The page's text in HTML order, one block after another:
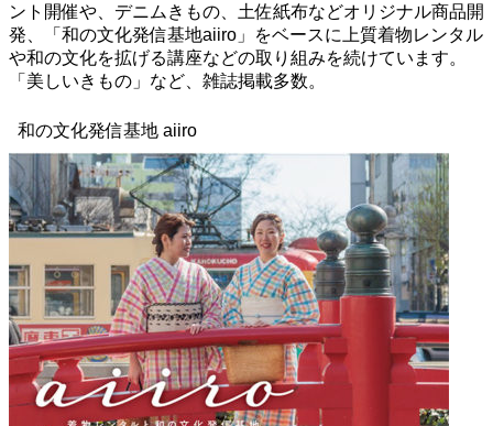
ント開催や、デニムきもの、土佐紙布などオリジナル商品開
発、「和の文化発信基地aiiro」をベースに上質着物レンタル
や和の文化を拡げる講座などの取り組みを続けています。
「美しいきもの」など、雑誌掲載多数。
和の文化発信基地 aiiro